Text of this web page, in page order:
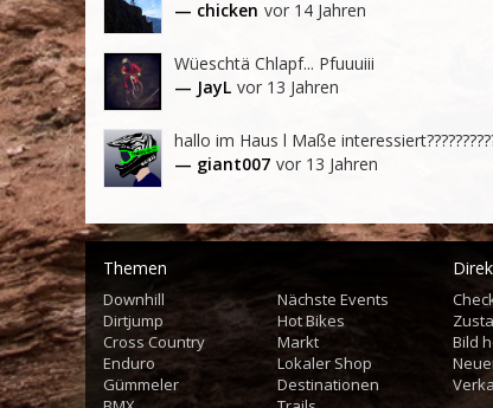
— chicken vor 14 Jahren
Wüeschtä Chlapf... Pfuuuiii
— JayL vor 13 Jahren
hallo im Haus l Maße
— giant007 vor 13 Jahren
Themen
Downhill
Dirtjump
Cross Country
Enduro
Gümmeler
Nächste Events
Hot Bikes
Markt
Lokaler Shop
Destinationen
Bild